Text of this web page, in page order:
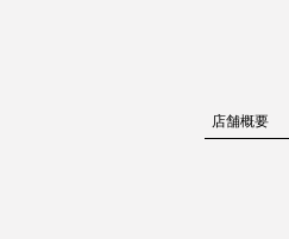
店舗概要